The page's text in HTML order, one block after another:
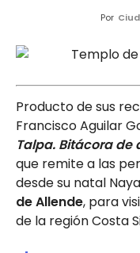
Por
Producto de sus
Francisco Aguilar
Talpa. Bitácora
que remite a las
desde su natal
de Allende, para
de la región Costa